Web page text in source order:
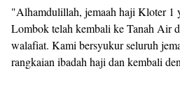
"Alhamdulillah, jemaah haji Kloter 1
Lombok telah kembali ke Tanah Air
walafiat. Kami bersyukur seluruh
rangkaian ibadah haji dan kembali